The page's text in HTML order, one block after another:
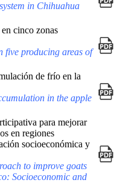
in Chihuahua
cinco zonas
five producing areas of
de frío en la
in the apple
para mejorar
en regiones
socioeconómica y
to improve goats
Socioeconomic and